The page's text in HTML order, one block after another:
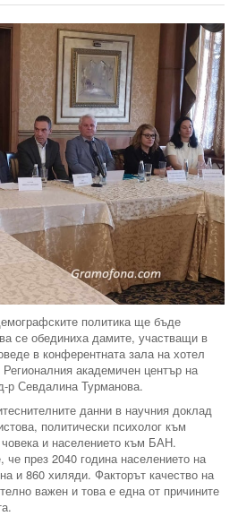
политика ще бъде
се обединиха дамите, участващи в
в конферентната зала на хотел
Регионалния академичен център на
Севдалина Турманова.
данни в научния доклад
политически психолог към
и населението към БАН.
че през 2040 година населението на
и 860 хиляди. Факторът качество на
важен и това е една от причините